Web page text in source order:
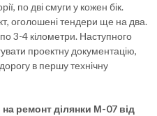
по дві смуги у кожен бік.
оголошені тендери ще на два.
3-4 кілометри. Наступного
проектну документацію,
в першу технічну
ремонт ділянки М-07 від